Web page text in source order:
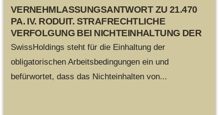
VERNEHMLASSUNGSANTWORT ZU 21.470
PA. IV. RODUIT. STRAFRECHTLICHE
VERFOLGUNG BEI NICHTEINHALTUNG DER
OBLIGATORISCHEN ARBEITSBEDINGUNGEN
SwissHoldings steht für die Einhaltung der
obligatorischen Arbeitsbedingungen ein und
befürwortet, dass das Nichteinhalten von...